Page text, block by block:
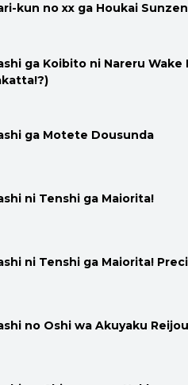
kun no xx ga Houkai Sunzen
ga Koibito ni Nareru Wake
ga Motete Dousunda
ni Tenshi ga Maiorita!
ni Tenshi ga Maiorita!
no Oshi wa Akuyaku